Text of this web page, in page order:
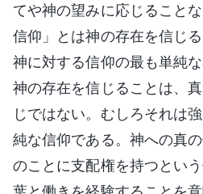
てや神の望みに応じること
信仰」とは神の存在を信じ
神に対する信仰の最も単純
神の存在を信じることは、
じではない。むしろそれは
純な信仰である。神への真
のことに支配権を持つとい